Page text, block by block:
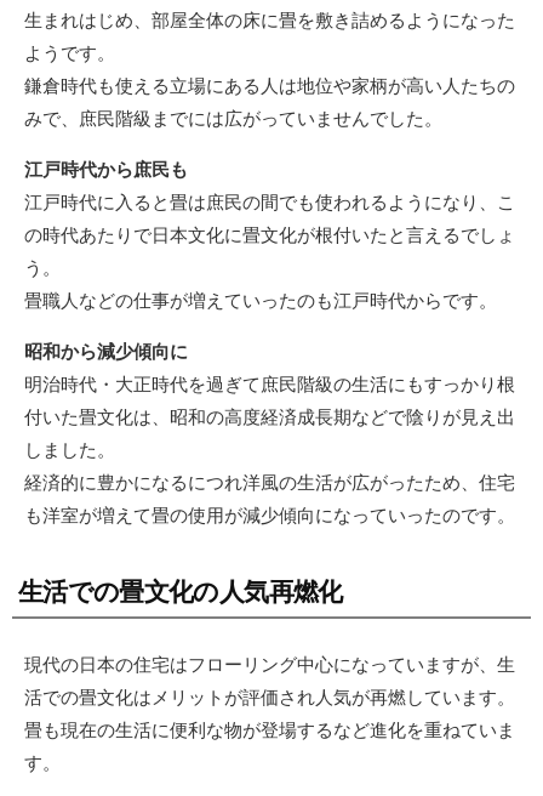
生まれはじめ、部屋全体の床に畳を敷き詰めるようになった
ようです。
鎌倉時代も使える立場にある人は地位や家柄が高い人たちの
みで、庶民階級までには広がっていませんでした。
江戸時代から庶民も
江戸時代に入ると畳は庶民の間でも使われるようになり、こ
の時代あたりで日本文化に畳文化が根付いたと言えるでしょ
う。
畳職人などの仕事が増えていったのも江戸時代からです。
昭和から減少傾向に
明治時代・大正時代を過ぎて庶民階級の生活にもすっかり根
付いた畳文化は、昭和の高度経済成長期などで陰りが見え出
しました。
経済的に豊かになるにつれ洋風の生活が広がったため、住宅
も洋室が増えて畳の使用が減少傾向になっていったのです。
生活での畳文化の人気再燃化
現代の日本の住宅はフローリング中心になっていますが、生
活での畳文化はメリットが評価され人気が再燃しています。
畳も現在の生活に便利な物が登場するなど進化を重ねていま
す。